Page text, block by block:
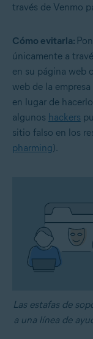
través de Venmo
Cómo evitarla:
únicamente a
en su página web
web de la
en lugar de
algunos hackers
sitio falso en los
pharming).
Las estafas de
a una línea de